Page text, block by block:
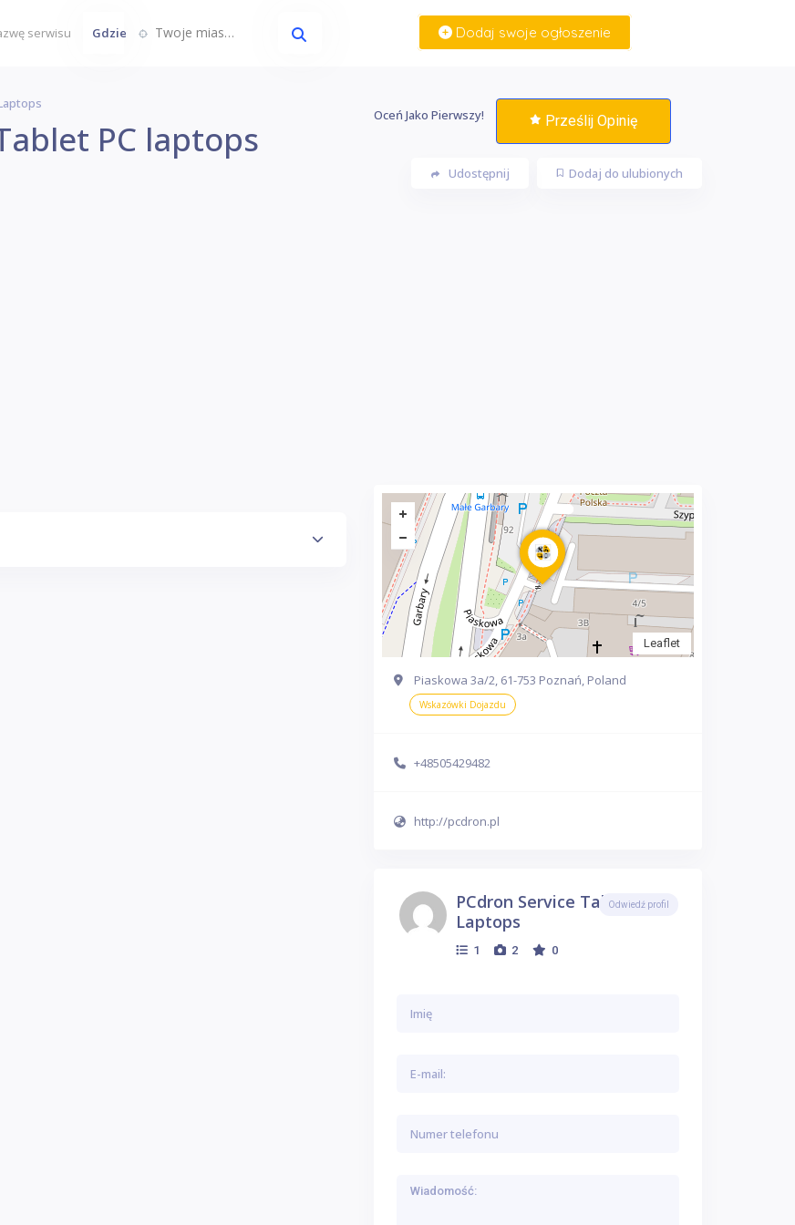
Gdzie Twoje miasto... Dodaj swoje ogłoszenie
PC laptops
Oceń Jako Pierwszy! Prześlij Opinię
Dodaj do ulubionych
Udostępnij
Leaflet
Piaskowa 3a/2, 61-753 Poznań, Poland
Wskazówki Dojazdu
+48505429482
http://pcdron.pl
PCdron Service Tablet PC
Laptops
1 2 0
Odwiedź profil